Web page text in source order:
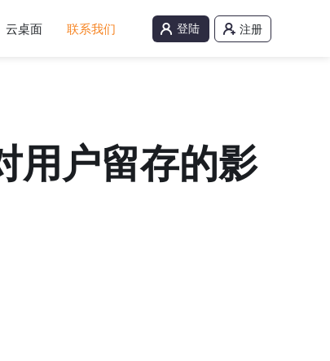
云桌面 联系我们 登陆 注册
用户留存的影